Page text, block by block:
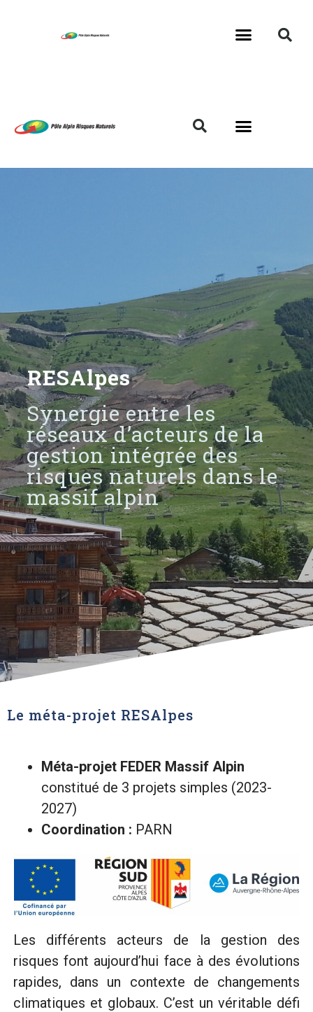
RESAlpes
Synergie entre les
réseaux d’acteurs de la
gestion intégrée des
risques naturels dans le
massif alpin
Le méta-projet RESAlpes
Méta-projet FEDER Massif Alpin
constitué de 3 projets simples (2023-
2027)
Coordination : PARN
Les différents acteurs de la gestion des
risques font aujourd’hui face à des évolutions
rapides, dans un contexte de changements
climatiques et globaux. C’est un véritable défi